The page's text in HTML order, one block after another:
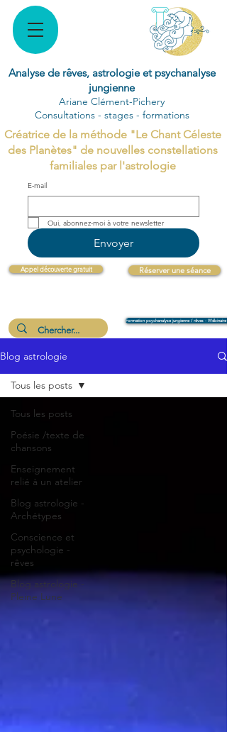
Analyse de rêves, astrologie et psychanalyse
jungienne
Ariane Clément-Pichery
Consultations - stages - formations
Créatrice de la méthode "Le Chant Céleste
des Planètes" de nouvelles constellations
familiales par l'astrologie
E‑mail
Envoyer
Appel découverte gratuit Réserver une séance
Formation psychanalyse jungienne / rêves - Wébinaire
Blog astrologie
Tous les posts
Poésie /texte de
chansons
Enseignement
relié à un atelier
Blog astrologie -
Archétypes
Conscience et
psychologie -
rêves
Blog astrologie -
Pleine Lune
Tous les posts